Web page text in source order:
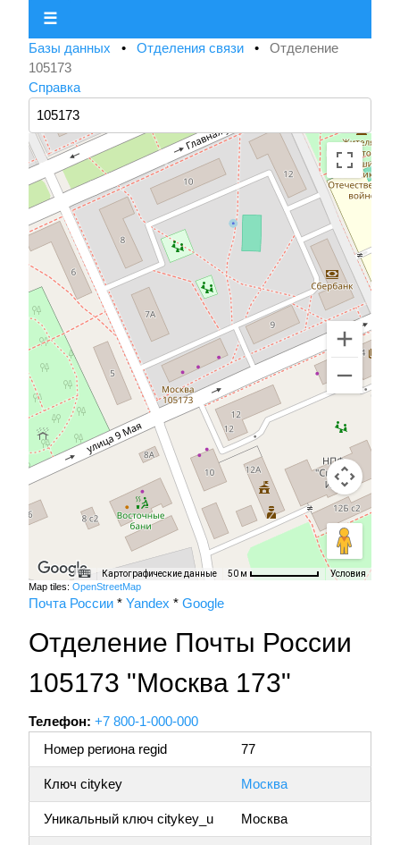
☰
Базы данных • Отделения связи • Отделение
105173
Справка
Картографические данные 50 м Условия
Map tiles: OpenStreetMap
Почта России * Yandex * Google
Отделение Почты России
105173 "Москва 173"
Телефон: +7 800-1-000-000
Номер региона regid
77
Ключ citykey Москва
Уникальный ключ citykey_u Москва